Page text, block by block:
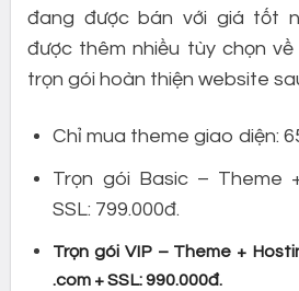
đang được bán với giá tốt
được thêm nhiều tùy chọn
trọn gói hoàn thiện website
Chỉ mua theme giao diện:
Trọn gói Basic – Theme
SSL: 799.000đ.
Trọn gói VIP – Theme +
.com + SSL: 990.000đ.